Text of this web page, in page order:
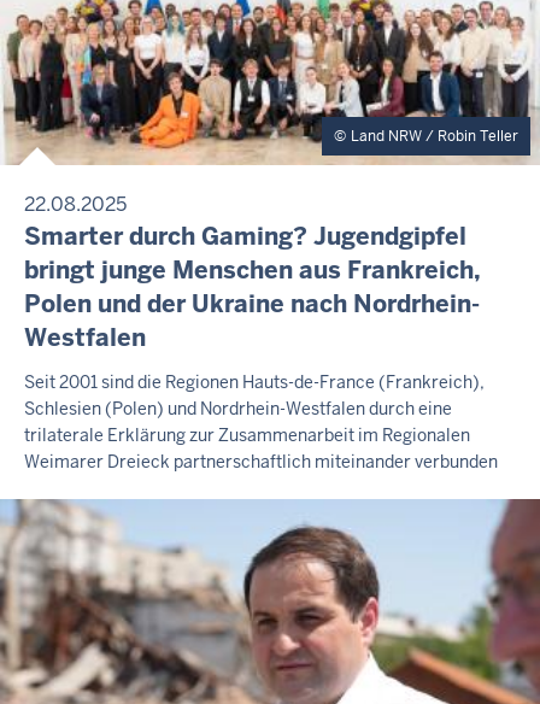
3
7
U
N
G
g
,
7
.
A
u
g
u
s
t
2
0
2
6
-
1
2
:
3
7
Land NRW / Robin Teller
22.08.2025
P
E
S
E
I
T
T
E
L
U
N
G
Smarter durch Gaming? Jugendgipfel
bringt junge Menschen aus Frankreich,
Polen und der Ukraine nach Nordrhein-
Westfalen
F
r
e
i
t
a
g
,
7
A
Seit 2001 sind die Regionen Hauts-de-France (Frankreich),
Schlesien (Polen) und Nordrhein-Westfalen durch eine
trilaterale Erklärung zur Zusammenarbeit im Regionalen
Weimarer Dreieck partnerschaftlich miteinander verbunden